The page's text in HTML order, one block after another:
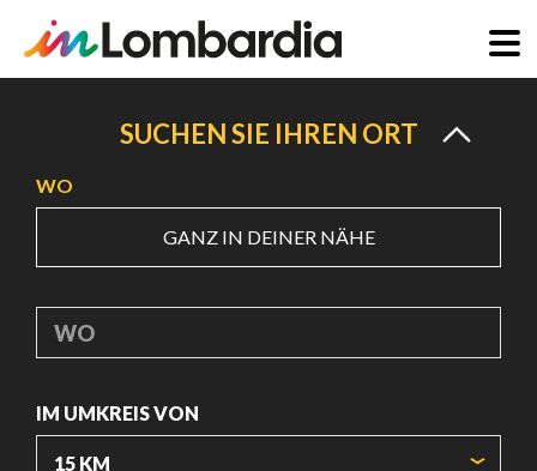
SUCHEN SIE IHREN ORT
WO
GANZ IN DEINER NÄHE
WO
IM UMKREIS VON